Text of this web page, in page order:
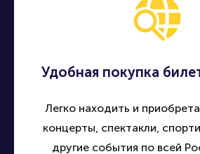
Удобная покупка
Легко находить и
концерты, спектакли,
другие события по всей